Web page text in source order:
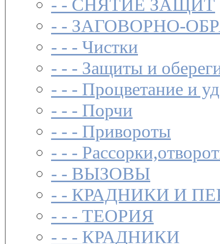
- - СНЯТИЕ ЗАЩИТ
- - ЗАГОВОР­НО-
- - - Чистки­
- - - Защиты и
- - - Процветание и
- - - Порчи
- - - Привороты
- - -
- - ВЫЗОВЫ
- - КРАДНИКИ И
- - - ТЕОРИЯ
- - - КРАДНИКИ